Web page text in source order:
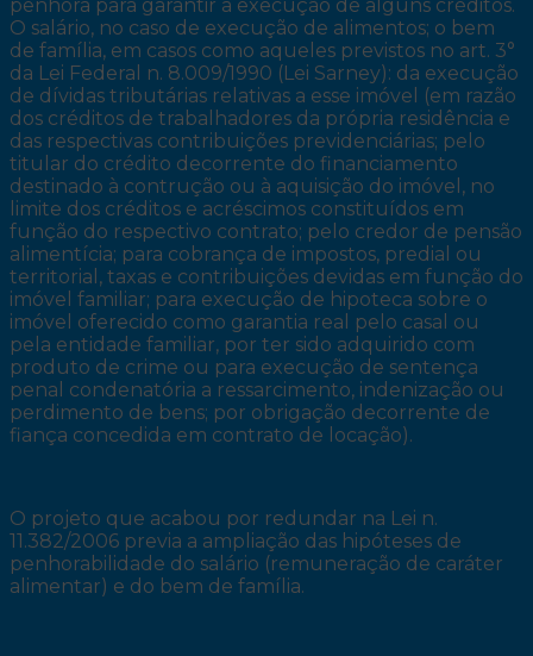
penhora para garantir a execução de alguns créditos.
O salário, no caso de execução de alimentos; o bem
de família, em casos como aqueles previstos no art. 3°
da Lei Federal n. 8.009/1990 (Lei Sarney): da execução
de dívidas tributárias relativas a esse imóvel (em razão
dos créditos de trabalhadores da própria residência e
das respectivas contribuições previdenciárias; pelo
titular do crédito decorrente do financiamento
destinado à contrução ou à aquisição do imóvel, no
limite dos créditos e acréscimos constituídos em
função do respectivo contrato; pelo credor de pensão
alimentícia; para cobrança de impostos, predial ou
territorial, taxas e contribuições devidas em função do
imóvel familiar; para execução de hipoteca sobre o
imóvel oferecido como garantia real pelo casal ou
pela entidade familiar, por ter sido adquirido com
produto de crime ou para execução de sentença
penal condenatória a ressarcimento, indenização ou
perdimento de bens; por obrigação decorrente de
fiança concedida em contrato de locação).
O projeto que acabou por redundar na Lei n.
11.382/2006 previa a ampliação das hipóteses de
penhorabilidade do salário (remuneração de caráter
alimentar) e do bem de família.